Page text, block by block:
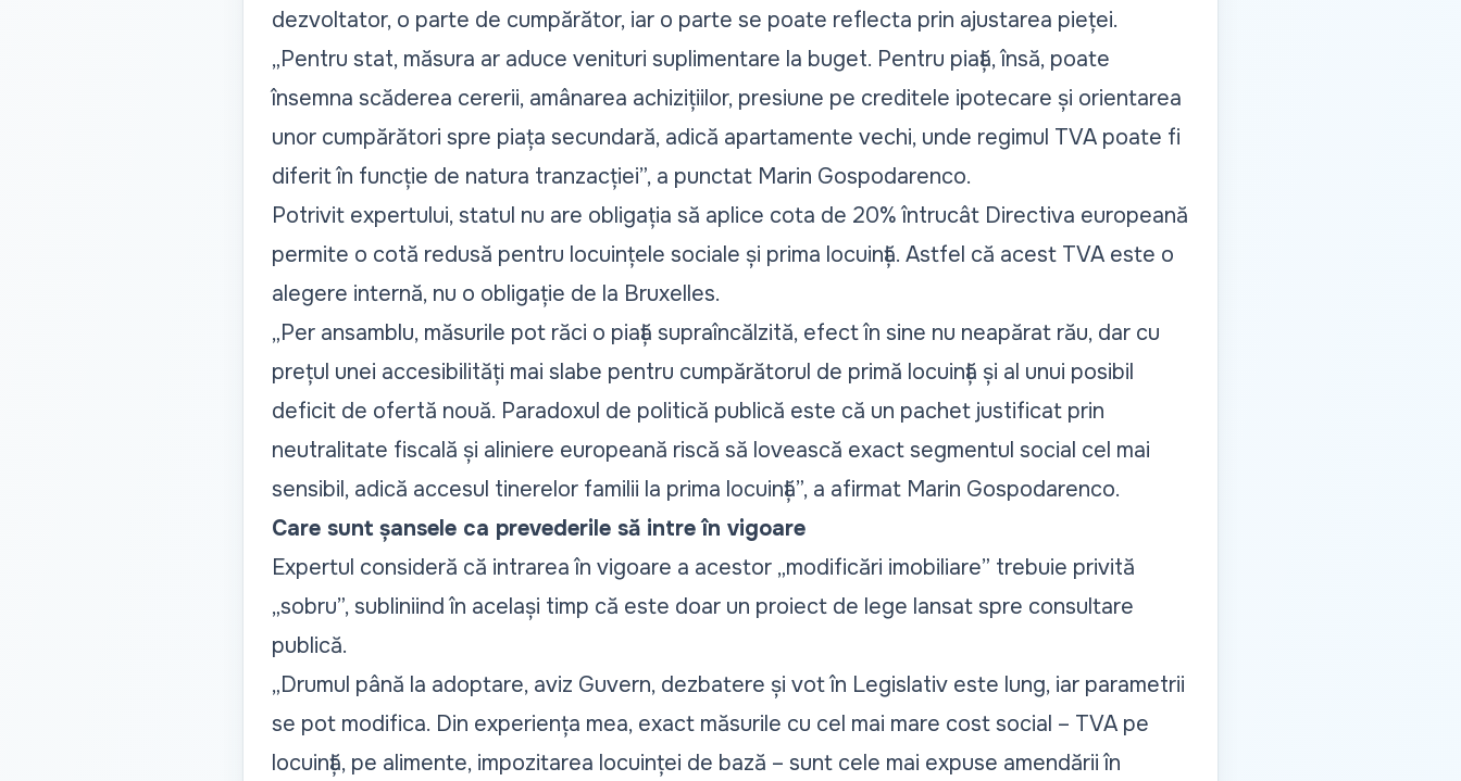
dezvoltator, o parte de cumpărător, iar o parte se poate reflecta prin ajustarea pieței.
„Pentru stat, măsura ar aduce venituri suplimentare la buget. Pentru piață, însă, poate
însemna scăderea cererii, amânarea achizițiilor, presiune pe creditele ipotecare și orientarea
unor cumpărători spre piața secundară, adică apartamente vechi, unde regimul TVA poate fi
diferit în funcție de natura tranzacției”, a punctat Marin Gospodarenco.
Potrivit expertului, statul nu are obligația să aplice cota de 20% întrucât Directiva europeană
permite o cotă redusă pentru locuințele sociale și prima locuință. Astfel că acest TVA este o
alegere internă, nu o obligație de la Bruxelles.
„Per ansamblu, măsurile pot răci o piață supraîncălzită, efect în sine nu neapărat rău, dar cu
prețul unei accesibilități mai slabe pentru cumpărătorul de primă locuință și al unui posibil
deficit de ofertă nouă. Paradoxul de politică publică este că un pachet justificat prin
neutralitate fiscală și aliniere europeană riscă să lovească exact segmentul social cel mai
sensibil, adică accesul tinerelor familii la prima locuință”, a afirmat Marin Gospodarenco.
Care sunt șansele ca prevederile să intre în vigoare
Expertul consideră că intrarea în vigoare a acestor „modificări imobiliare” trebuie privită
„sobru”, subliniind în același timp că este doar un proiect de lege lansat spre consultare
publică.
„Drumul până la adoptare, aviz Guvern, dezbatere și vot în Legislativ este lung, iar parametrii
se pot modifica. Din experiența mea, exact măsurile cu cel mai mare cost social – TVA pe
locuință, pe alimente, impozitarea locuinței de bază – sunt cele mai expuse amendării în